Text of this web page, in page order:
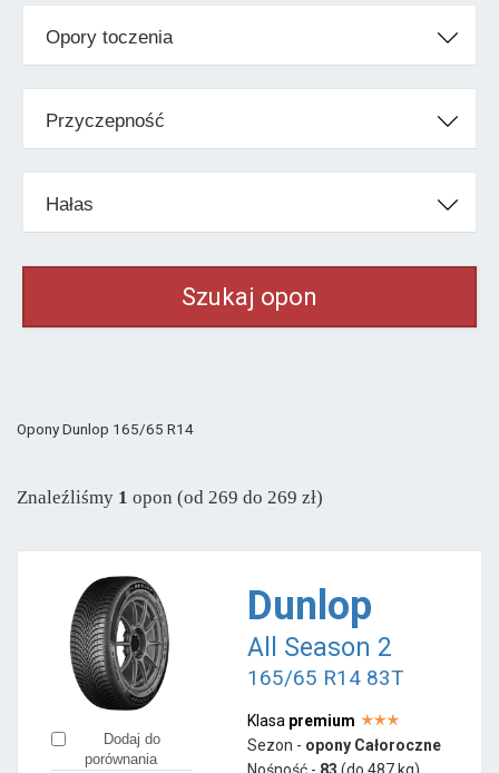
Vredestein od 229 zł
Klasa ekonomiczna
Dębica
Kormoran
Matador
Nexen
Aplus od 184 zł
Austone
Ceat od 163 zł
Fortuna od 531 zł
Fortune od 311 zł
Goodride
Hifly od 203 zł
Opory toczenia
Przyczepność
Hałas
Opony Dunlop 165/65 R14
Znaleźliśmy 1 opon (od 269 do 269 zł)
Dodaj do
porównania
Dunlop
All Season 2
165/65 R14 83T
Klasa premium
Sezon - opony Całoroczne
Nośność - 83 (do 487 kg)